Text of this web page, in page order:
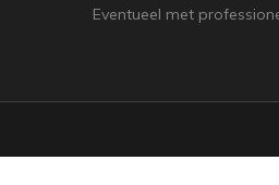
Eventueel met